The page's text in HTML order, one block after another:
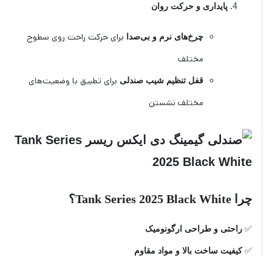
پایداری و حرکت روان
چرخ‌های نرم و بی‌صدابرای حرکت راحت روی سطوح
مختلف
قفل تنظیم شیب صندلیبرای تطبیق با وضعیت‌های
مختلف نشستن
چرا Tank Series 2025 Black White؟
✅راحتی و طراحی ارگونومیک
✅کیفیت ساخت بالا و مواد مقاوم